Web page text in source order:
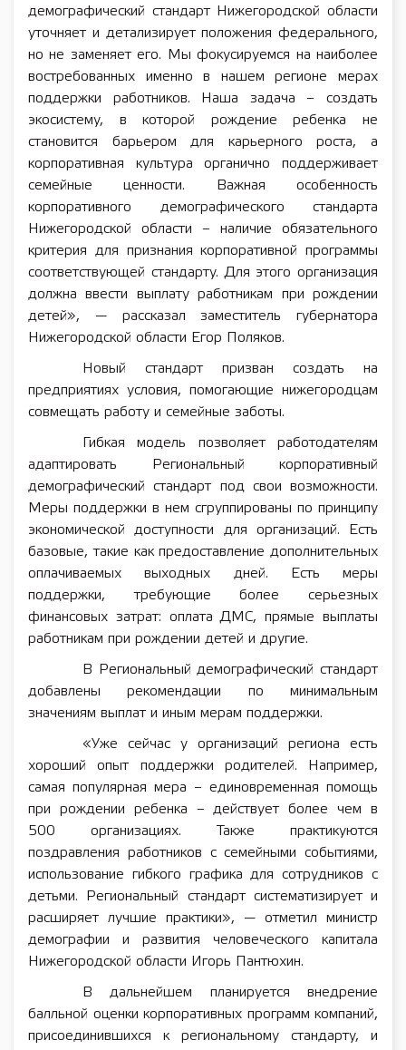
демографический стандарт Нижегородской области
уточняет и детализирует положения федерального,
но не заменяет его. Мы фокусируемся на наиболее
востребованных именно в нашем регионе мерах
поддержки работников. Наша задача – создать
экосистему, в которой рождение ребенка не
становится барьером для карьерного роста, а
корпоративная культура органично поддерживает
семейные ценности. Важная особенность
корпоративного демографического стандарта
Нижегородской области – наличие обязательного
критерия для признания корпоративной программы
соответствующей стандарту. Для этого организация
должна ввести выплату работникам при рождении
детей», — рассказал заместитель губернатора
Нижегородской области Егор Поляков.
Новый стандарт призван создать на
предприятиях условия, помогающие нижегородцам
совмещать работу и семейные заботы.
Гибкая модель позволяет работодателям
адаптировать Региональный корпоративный
демографический стандарт под свои возможности.
Меры поддержки в нем сгруппированы по принципу
экономической доступности для организаций. Есть
базовые, такие как предоставление дополнительных
оплачиваемых выходных дней. Есть меры
поддержки, требующие более серьезных
финансовых затрат: оплата ДМС, прямые выплаты
работникам при рождении детей и другие.
В Региональный демографический стандарт
добавлены рекомендации по минимальным
значениям выплат и иным мерам поддержки.
«Уже сейчас у организаций региона есть
хороший опыт поддержки родителей. Например,
самая популярная мера – единовременная помощь
при рождении ребенка – действует более чем в
500 организациях. Также практикуются
поздравления работников с семейными событиями,
использование гибкого графика для сотрудников с
детьми. Региональный стандарт систематизирует и
расширяет лучшие практики», — отметил министр
демографии и развития человеческого капитала
Нижегородской области Игорь Пантюхин.
В дальнейшем планируется внедрение
балльной оценки корпоративных программ компаний,
присоединившихся к региональному стандарту, и